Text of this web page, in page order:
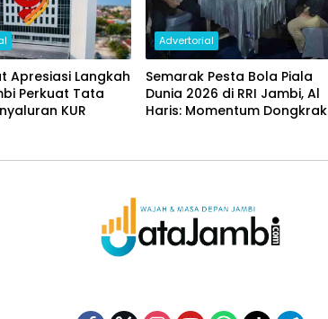
Apresiasi Langkah
Perkuat Tata
KUR
Advertorial
Semarak Pesta Bola Piala
Dunia 2026 di RRI Jambi, Al
Haris: Momentum Dongkrak